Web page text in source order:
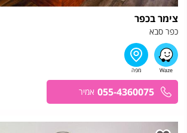
צימר בכפר
כפר סבא
055-4360075 אמיר